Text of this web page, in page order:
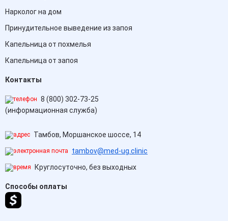
Нарколог на дом
Принудительное выведение из запоя
Капельница от похмелья
Капельница от запоя
Контакты
8 (800) 302-73-25
(информационная служба)
Тамбов, Моршанское шоссе, 14
tambov@med-ug.clinic
Круглосуточно, без выходных
Способы оплаты